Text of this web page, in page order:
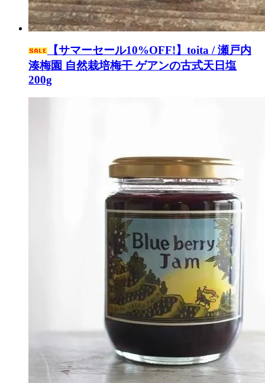
【サマーセール10%OFF!】toita / 瀬戸内
湊梅園 自然栽培梅干 ゲアンの古式天日塩
200g